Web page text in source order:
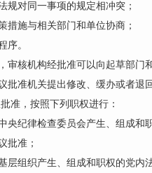
对同一事项的规定相冲突；
施与相关部门和单位协商；
。
核机构经批准可以向起草部门
批准机关提出修改、缓办或者退
，按照下列职权进行：
纪律检查委员会产生、组成和
批准；
组织产生、组成和职权的党内